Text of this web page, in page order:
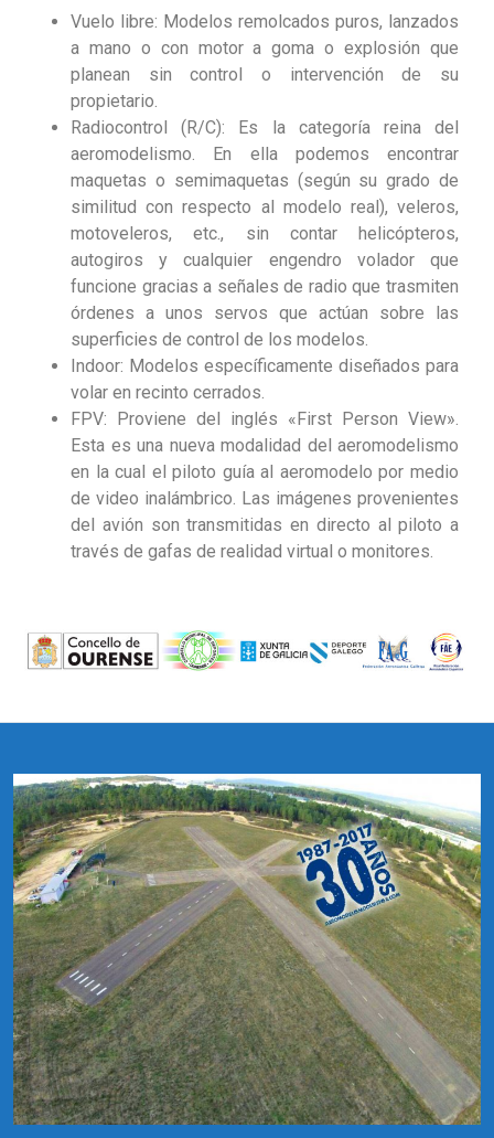
Vuelo libre: Modelos remolcados puros, lanzados
a mano o con motor a goma o explosión que
planean sin control o intervención de su
propietario.
Radiocontrol (R/C): Es la categoría reina del
aeromodelismo. En ella podemos encontrar
maquetas o semimaquetas (según su grado de
similitud con respecto al modelo real), veleros,
motoveleros, etc., sin contar helicópteros,
autogiros y cualquier engendro volador que
funcione gracias a señales de radio que trasmiten
órdenes a unos servos que actúan sobre las
superficies de control de los modelos.
Indoor: Modelos específicamente diseñados para
volar en recinto cerrados.
FPV: Proviene del inglés «First Person View».
Esta es una nueva modalidad del aeromodelismo
en la cual el piloto guía al aeromodelo por medio
de video inalámbrico. Las imágenes provenientes
del avión son transmitidas en directo al piloto a
través de gafas de realidad virtual o monitores.